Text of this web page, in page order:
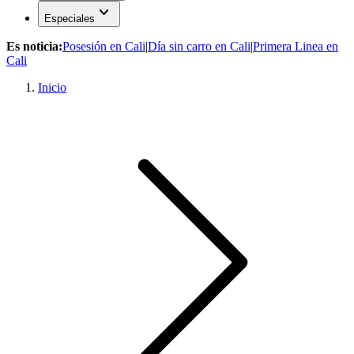
Especiales expand_more
Es noticia:Posesión en Cali|Día sin carro en Cali|Primera Linea en
Cali
Inicio